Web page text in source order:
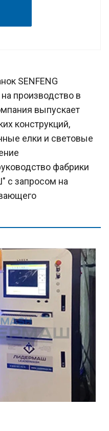
SENFENG
производство в
выпускает
конструкций,
елки и световые
фабрики
с запросом на